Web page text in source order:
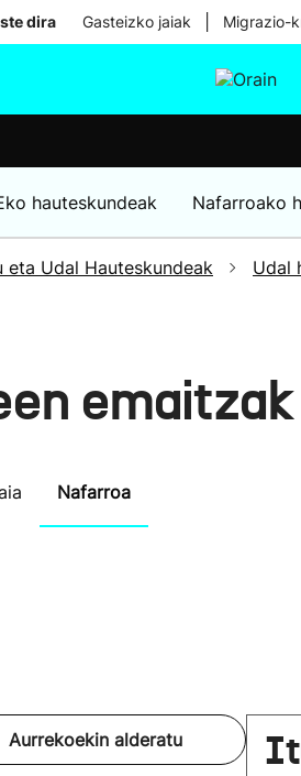
dira Gasteizko jaiak Migrazio-
hauteskundeak Nafarroako
eta Udal Hauteskundeak Udal
Nafarroa
Aurrekoekin alderatu